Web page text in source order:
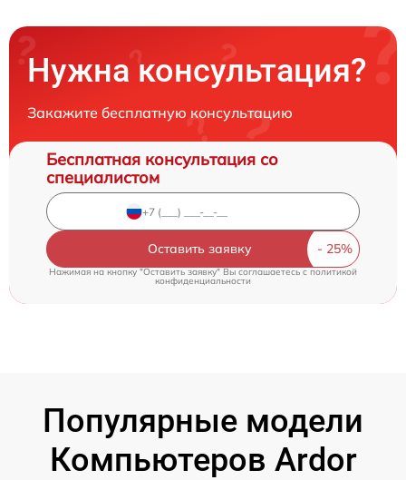
Нужна консультация?
Закажите бесплатную консультацию
Бесплатная консультация со
специалистом
Оставить заявку
Нажимая на кнопку "Оставить заявку" Вы соглашаетесь cполитикой
конфиденциальности
Популярные модели
Компьютеров Ardor